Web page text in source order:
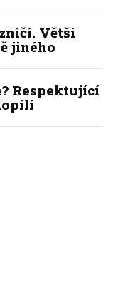
Větší
jiného
Respektující